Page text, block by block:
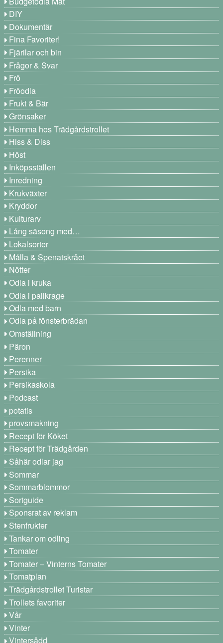
DIY
Dokumentär
Fina Favoriter!
Fjärilar och bin
Frågor & Svar
Frö
Fröodla
Frukt & Bär
Grönsaker
Hemma hos Trädgårdstrollet
Hiss & Diss
Höst
Inköpsställen
Inredning
Krukväxter
Kryddor
Kulturarv
Lång säsong med…
Lokalsorter
Målla & Spenatskrået
Nötter
Odla i kruka
Odla i pallkrage
Odla med barn
Odla på fönsterbrädan
Omställning
Päron
Perenner
Persika
Persikaskola
Podcast
potatis
provsmakning
Recept för Köket
Recept för Trädgården
Såhär odlar jag
Sommar
Sommarblommor
Sortguide
Sponsrat av reklam
Stenfrukter
Tankar om odling
Tomater
Tomater – Vinterns Tomater
Tomatplan
Trädgårdstrollet Turistar
Trollets favoriter
Vår
Vinter
Vintersådd